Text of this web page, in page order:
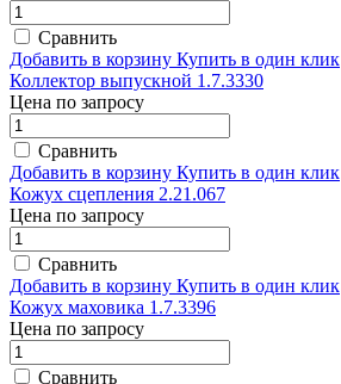
Сравнить
Добавить в корзину Купить в один клик
Коллектор выпускной 1.7.3330
Цена по запросу
Сравнить
Добавить в корзину Купить в один клик
Кожух сцепления 2.21.067
Цена по запросу
Сравнить
Добавить в корзину Купить в один клик
Кожух маховика 1.7.3396
Цена по запросу
Сравнить